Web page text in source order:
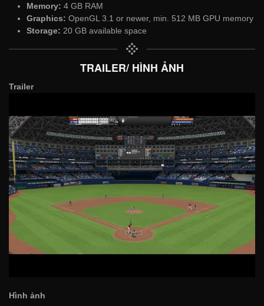
Memory: 4 GB RAM
Graphics: OpenGL 3.1 or newer, min. 512 MB GPU memory
Storage: 20 GB available space
TRAILER/ HÌNH ẢNH
Trailer
Hình ảnh